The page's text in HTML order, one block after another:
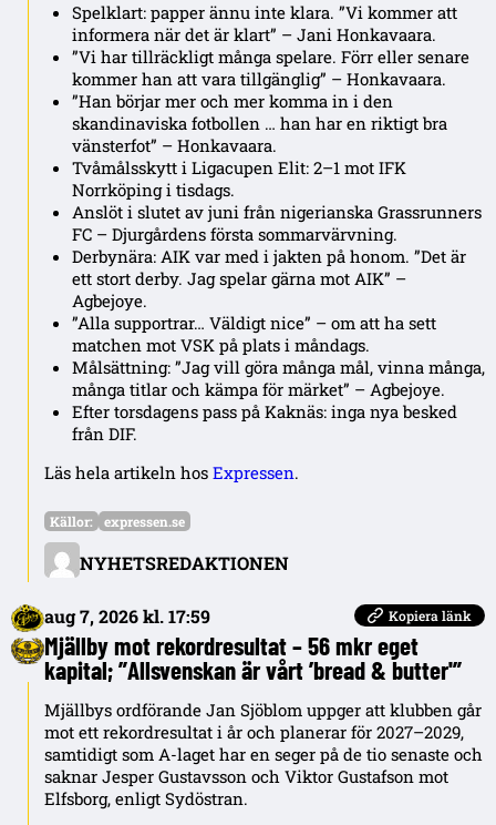
Spelklart: papper ännu inte klara. ”Vi kommer att
informera när det är klart” – Jani Honkavaara.
”Vi har tillräckligt många spelare. Förr eller senare
kommer han att vara tillgänglig” – Honkavaara.
”Han börjar mer och mer komma in i den
skandinaviska fotbollen … han har en riktigt bra
vänsterfot” – Honkavaara.
Tvåmålsskytt i Ligacupen Elit: 2–1 mot IFK
Norrköping i tisdags.
Anslöt i slutet av juni från nigerianska Grassrunners
FC – Djurgårdens första sommarvärvning.
Derbynära: AIK var med i jakten på honom. ”Det är
ett stort derby. Jag spelar gärna mot AIK” –
Agbejoye.
”Alla supportrar… Väldigt nice” – om att ha sett
matchen mot VSK på plats i måndags.
Målsättning: ”Jag vill göra många mål, vinna många,
många titlar och kämpa för märket” – Agbejoye.
Efter torsdagens pass på Kaknäs: inga nya besked
från DIF.
Läs hela artikeln hos Expressen.
NYHETSREDAKTIONEN
Källor: expressen.se
aug 7, 2026 kl. 17:59 Kopiera länk
Mjällby mot rekordresultat – 56 mkr eget
kapital; ”Allsvenskan är vårt ’bread & butter'”
Mjällbys ordförande Jan Sjöblom uppger att klubben går
mot ett rekordresultat i år och planerar för 2027–2029,
samtidigt som A-laget har en seger på de tio senaste och
saknar Jesper Gustavsson och Viktor Gustafson mot
Elfsborg, enligt Sydöstran.